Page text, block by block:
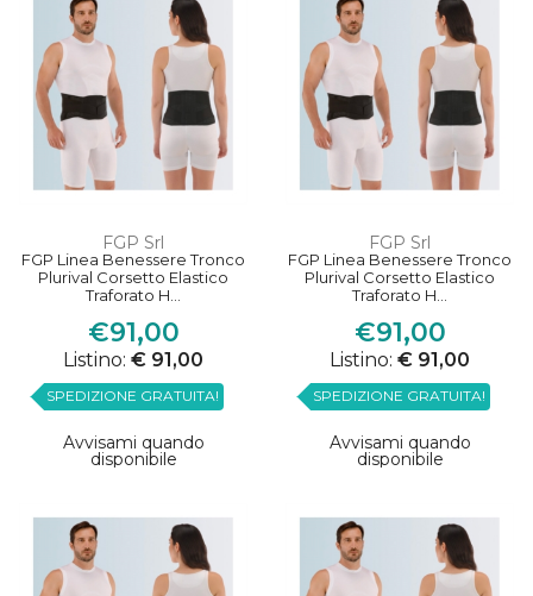
FGP Srl
FGP Linea Benessere Tronco
Plurival Corsetto Elastico
Traforato H...
€91,00
Listino: € 91,00
SPEDIZIONE GRATUITA!
Avvisami quando
disponibile
FGP Srl
FGP Linea Benessere Tronco
Plurival Corsetto Elastico
Traforato H...
€91,00
Listino: € 91,00
SPEDIZIONE GRATUITA!
Avvisami quando
disponibile